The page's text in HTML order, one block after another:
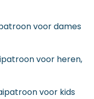
voor dames
voor heren,
voor kids